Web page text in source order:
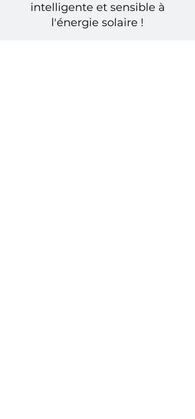
intelligente et sensible à
l'énergie solaire !